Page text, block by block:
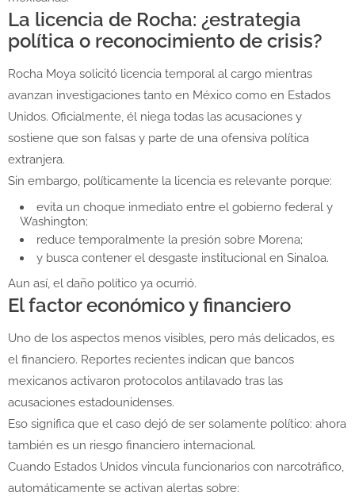
La licencia de Rocha: ¿estrategia
política o reconocimiento de crisis?
Rocha Moya solicitó licencia temporal al cargo mientras
avanzan investigaciones tanto en México como en Estados
Unidos. Oficialmente, él niega todas las acusaciones y
sostiene que son falsas y parte de una ofensiva política
extranjera.
Sin embargo, políticamente la licencia es relevante porque:
evita un choque inmediato entre el gobierno federal y
Washington;
reduce temporalmente la presión sobre Morena;
y busca contener el desgaste institucional en Sinaloa.
Aun así, el daño político ya ocurrió.
El factor económico y financiero
Uno de los aspectos menos visibles, pero más delicados, es
el financiero. Reportes recientes indican que bancos
mexicanos activaron protocolos antilavado tras las
acusaciones estadounidenses.
Eso significa que el caso dejó de ser solamente político: ahora
también es un riesgo financiero internacional.
Cuando Estados Unidos vincula funcionarios con narcotráfico,
automáticamente se activan alertas sobre: